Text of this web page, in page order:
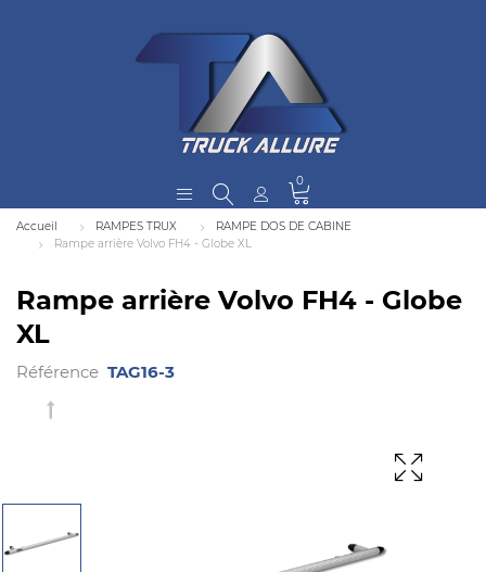
0
Accueil RAMPES TRUX
RAMPE DOS DE CABINE
Rampe arrière Volvo FH4 - Globe XL
Rampe arrière Volvo FH4 - Globe
XL
Référence TAG16-3